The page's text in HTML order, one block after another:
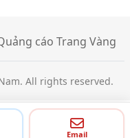
Email
cáo Trang Vàng
All rights reserved.